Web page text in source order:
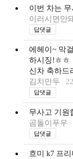
이번 차는
이러시면안
답댓글
에헤이~ 막
하시징!ㅎㅎ
신차 축하드
김치만두
답댓글
무사고 기원
곰돌이푸우
답댓글
흐미 k7 프